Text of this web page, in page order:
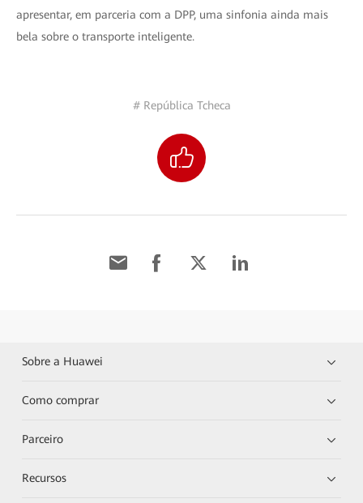
apresentar, em parceria com a DPP, uma sinfonia ainda mais
bela sobre o transporte inteligente.
# República Tcheca
Sobre a Huawei
Como comprar
Parceiro
Recursos